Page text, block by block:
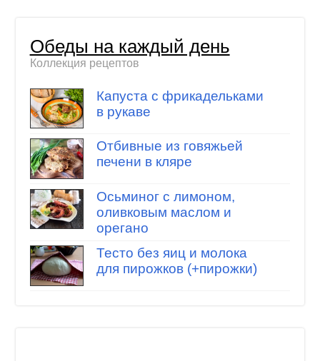
Обеды на каждый день
Коллекция рецептов
Капуста с фрикадельками
в рукаве
Отбивные из говяжьей
печени в кляре
Осьминог с лимоном,
оливковым маслом и
орегано
Тесто без яиц и молока
для пирожков (+пирожки)